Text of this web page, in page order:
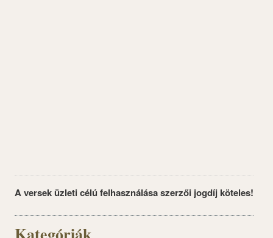
A versek üzleti célú felhasználása szerzői jogdíj köteles!